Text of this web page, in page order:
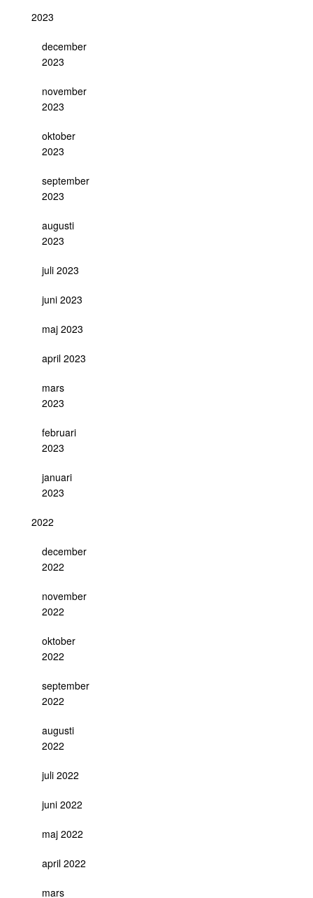
2023
december
2023
november
2023
oktober
2023
september
2023
augusti
2023
juli 2023
juni 2023
maj 2023
april 2023
mars
2023
februari
2023
januari
2023
2022
december
2022
november
2022
oktober
2022
september
2022
augusti
2022
juli 2022
juni 2022
maj 2022
april 2022
mars